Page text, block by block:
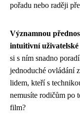
pořadu nebo raději
Významnou
intuitivní
si s ním snadno
jednoduché ovládání
lidem, kteří s
nemusíte rodičům po
film?